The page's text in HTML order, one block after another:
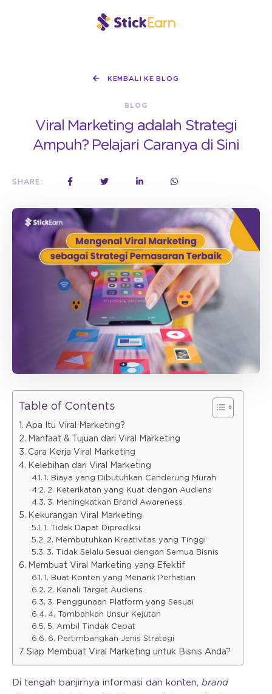
KEMBALI KE BLOG
BLOG
Viral Marketing adalah Strategi
Ampuh? Pelajari Caranya di Sini
SHARE:
Table of Contents
Apa Itu Viral Marketing?
Manfaat & Tujuan dari Viral Marketing
Cara Kerja Viral Marketing
Kelebihan dari Viral Marketing
1. Biaya yang Dibutuhkan Cenderung Murah
2. Keterikatan yang Kuat dengan Audiens
3. Meningkatkan Brand Awareness
Kekurangan Viral Marketing
1. Tidak Dapat Diprediksi
2. Membutuhkan Kreativitas yang Tinggi
3. Tidak Selalu Sesuai dengan Semua Bisnis
Membuat Viral Marketing yang Efektif
1. Buat Konten yang Menarik Perhatian
2. Kenali Target Audiens
3. Penggunaan Platform yang Sesuai
4. Tambahkan Unsur Kejutan
5. Ambil Tindak Cepat
6. Pertimbangkan Jenis Strategi
Siap Membuat Viral Marketing untuk Bisnis Anda?
Di tengah banjirnya informasi dan konten, brand